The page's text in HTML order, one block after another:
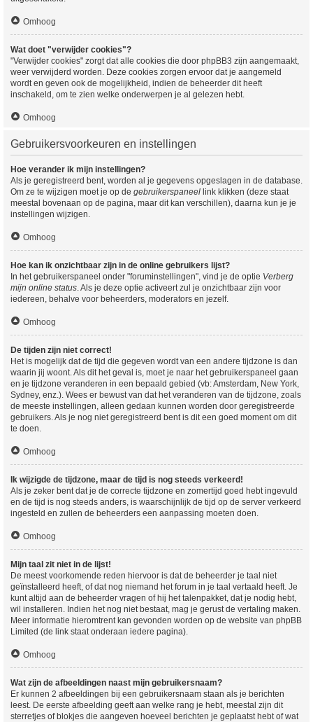
Omhoog
Wat doet "verwijder cookies"?
"Verwijder cookies" zorgt dat alle cookies die door phpBB3 zijn aangemaakt,
weer verwijderd worden. Deze cookies zorgen ervoor dat je aangemeld
wordt en geven ook de mogelijkheid, indien de beheerder dit heeft
inschakeld, om te zien welke onderwerpen je al gelezen hebt.
Omhoog
Gebruikersvoorkeuren en instellingen
Hoe verander ik mijn instellingen?
Als je geregistreerd bent, worden al je gegevens opgeslagen in de database.
Om ze te wijzigen moet je op de gebruikerspaneel link klikken (deze staat
meestal bovenaan op de pagina, maar dit kan verschillen), daarna kun je je
instellingen wijzigen.
Omhoog
Hoe kan ik onzichtbaar zijn in de online gebruikers lijst?
In het gebruikerspaneel onder "foruminstellingen", vind je de optie Verberg
mijn online status. Als je deze optie activeert zul je onzichtbaar zijn voor
iedereen, behalve voor beheerders, moderators en jezelf.
Omhoog
De tijden zijn niet correct!
Het is mogelijk dat de tijd die gegeven wordt van een andere tijdzone is dan
waarin jij woont. Als dit het geval is, moet je naar het gebruikerspaneel gaan
en je tijdzone veranderen in een bepaald gebied (vb: Amsterdam, New York,
Sydney, enz.). Wees er bewust van dat het veranderen van de tijdzone, zoals
de meeste instellingen, alleen gedaan kunnen worden door geregistreerde
gebruikers. Als je nog niet geregistreerd bent is dit een goed moment om dit
te doen.
Omhoog
Ik wijzigde de tijdzone, maar de tijd is nog steeds verkeerd!
Als je zeker bent dat je de correcte tijdzone en zomertijd goed hebt ingevuld
en de tijd is nog steeds anders, is waarschijnlijk de tijd op de server verkeerd
ingesteld en zullen de beheerders een aanpassing moeten doen.
Omhoog
Mijn taal zit niet in de lijst!
De meest voorkomende reden hiervoor is dat de beheerder je taal niet
geïnstalleerd heeft, of dat nog niemand het forum in je taal vertaald heeft. Je
kunt altijd aan de beheerder vragen of hij het talenpakket, dat je nodig hebt,
wil installeren. Indien het nog niet bestaat, mag je gerust de vertaling maken.
Meer informatie hieromtrent kan gevonden worden op de website van phpBB
Limited (de link staat onderaan iedere pagina).
Omhoog
Wat zijn de afbeeldingen naast mijn gebruikersnaam?
Er kunnen 2 afbeeldingen bij een gebruikersnaam staan als je berichten
leest. De eerste afbeelding geeft aan welke rang je hebt, meestal zijn dit
sterretjes of blokjes die aangeven hoeveel berichten je geplaatst hebt of wat